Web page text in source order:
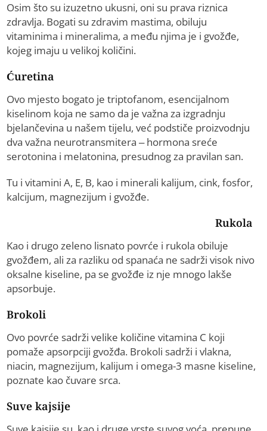
Osim što su izuzetno ukusni, oni su prava riznica
zdravlja. Bogati su zdravim mastima, obiluju
vitaminima i mineralima, a među njima je i gvožđe,
kojeg imaju u velikoj količini.
Ćuretina
Ovo mjesto bogato je triptofanom, esencijalnom
kiselinom koja ne samo da je važna za izgradnju
bjelančevina u našem tijelu, već podstiče proizvodnju
dva važna neurotransmitera – hormona sreće
serotonina i melatonina, presudnog za pravilan san.
Tu i vitamini A, E, B, kao i minerali kalijum, cink, fosfor,
kalcijum, magnezijum i gvožđe.
Rukola
Kao i drugo zeleno lisnato povrće i rukola obiluje
gvožđem, ali za razliku od spanaća ne sadrži visok nivo
oksalne kiseline, pa se gvožđe iz nje mnogo lakše
apsorbuje.
Brokoli
Ovo povrće sadrži velike količine vitamina C koji
pomaže apsorpciji gvožđa. Brokoli sadrži i vlakna,
niacin, magnezijum, kalijum i omega-3 masne kiseline,
poznate kao čuvare srca.
Suve kajsije